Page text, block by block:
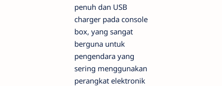
penuh dan USB
charger pada console
box, yang sangat
berguna untuk
pengendara yang
sering menggunakan
perangkat elektronik